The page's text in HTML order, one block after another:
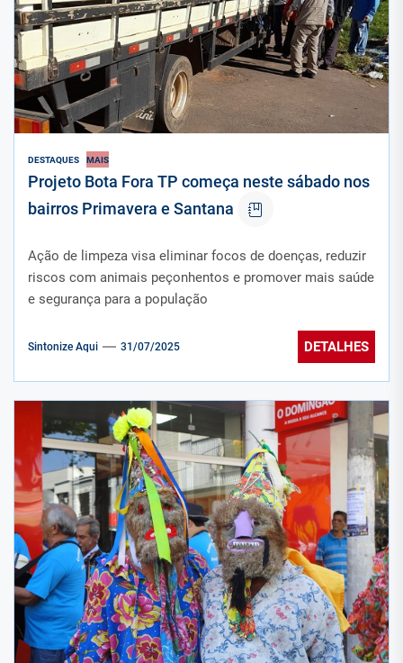
DESTAQUES MAIS
Projeto Bota Fora TP começa neste sábado nos
bairros Primavera e Santana
Ação de limpeza visa eliminar focos de doenças, reduzir
riscos com animais peçonhentos e promover mais saúde
e segurança para a população
Sintonize Aqui 31/07/2025 DETALHES